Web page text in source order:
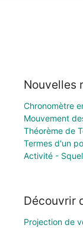
Nouvelles
Chronomètre
Mouvement
Théorème de
Termes d'un
Activité -
Découvrir
Projection de